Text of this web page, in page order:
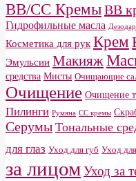
BB/CC КремыBB
Гидрофильные масла
Косметика для рук Крем
Эмульсии Макияж
средства Мисты Очищающие
Очищение Очищение
Пилинги Румяна СС кремы
Серумы Тональные
для глаз Уход для губ Уход
за лицомУход за